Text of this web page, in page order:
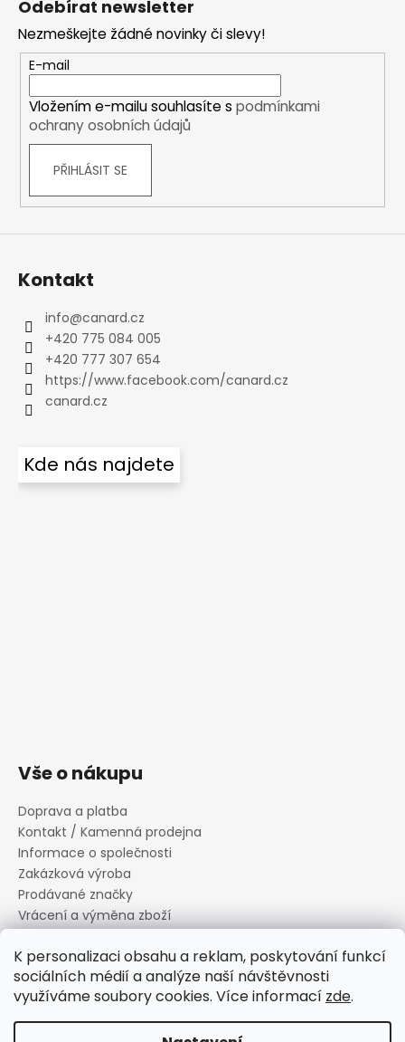
K personalizaci obsahu a reklam, poskytování funkcí
sociálních médií a analýze naší návštěvnosti
využíváme soubory cookies. Více informací zde.
Odebírat newsletter
Nezmeškejte žádné novinky či slevy!
E-mail
Vložením e-mailu souhlasíte s podmínkami
ochrany osobních údajů
PŘIHLÁSIT SE
Kontakt
info@canard.cz
+420 775 084 005
+420 777 307 654
https://www.facebook.com/canard.cz
canard.cz
Kde nás najdete
Vše o nákupu
Doprava a platba
Kontakt / Kamenná prodejna
Informace o společnosti
Zakázková výroba
Prodávané značky
Vrácení a výměna zboží
Informace o souborech cookies
Reklamační řád
Obchodní podmínky